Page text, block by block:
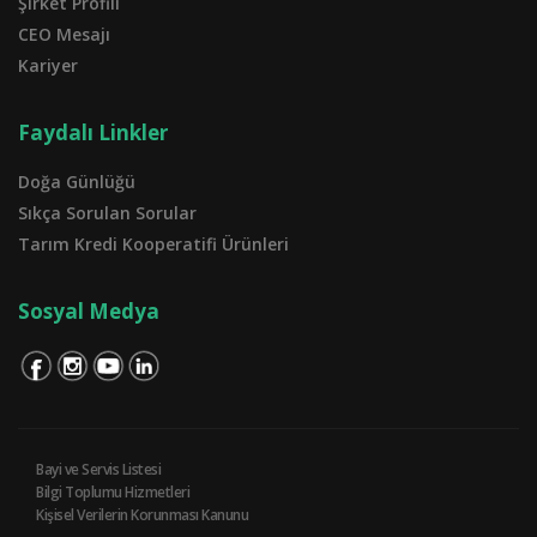
CEO Mesajı
Kariyer
Faydalı Linkler
Doğa Günlüğü
Sıkça Sorulan Sorular
Tarım Kredi Kooperatifi Ürünleri
Sosyal Medya
Bayi ve Servis Listesi
Bilgi Toplumu Hizmetleri
Kişisel Verilerin Korunması Kanunu